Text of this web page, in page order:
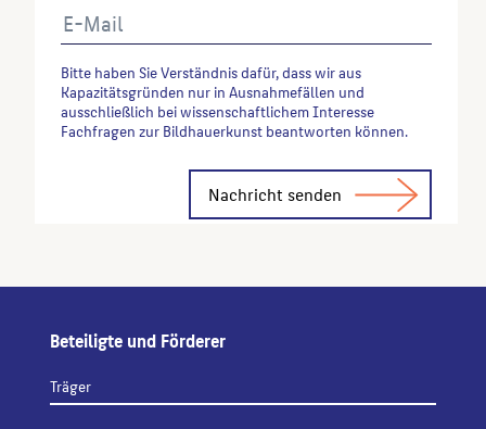
Bitte haben Sie Verständnis dafür, dass wir aus
Kapazitätsgründen nur in Ausnahmefällen und
ausschließlich bei wissenschaftlichem Interesse
Fachfragen zur Bildhauerkunst beantworten können.
Beteiligte und Förderer
Träger